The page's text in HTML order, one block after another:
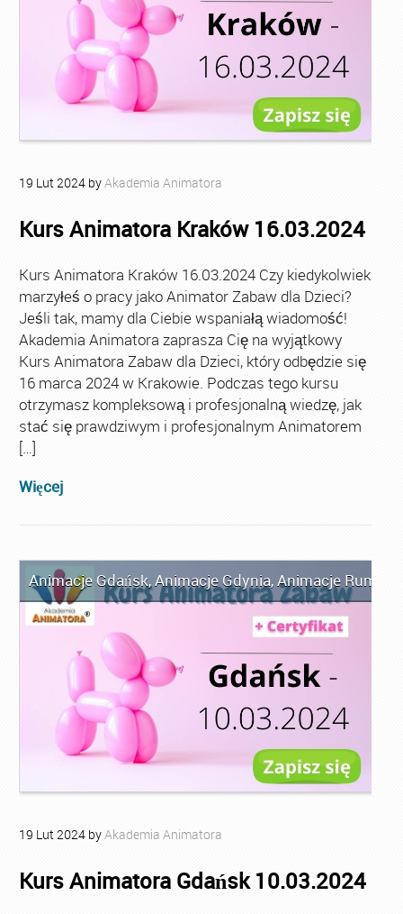
19 Lut 2024 byAkademia Animatora
Kurs Animatora Kraków 16.03.2024
Kurs Animatora Kraków 16.03.2024 Czy kiedykolwiek
marzyłeś o pracy jako Animator Zabaw dla Dzieci?
Jeśli tak, mamy dla Ciebie wspaniałą wiadomość!
Akademia Animatora zaprasza Cię na wyjątkowy
Kurs Animatora Zabaw dla Dzieci, który odbędzie się
16 marca 2024 w Krakowie. Podczas tego kursu
otrzymasz kompleksową i profesjonalną wiedzę, jak
stać się prawdziwym i profesjonalnym Animatorem
[…]
Więcej
Animacje Gdańsk,Animacje Gdynia,Animacje Rumia
19 Lut 2024 by Akademia Animatora
Kurs Animatora Gdańsk 10.03.2024